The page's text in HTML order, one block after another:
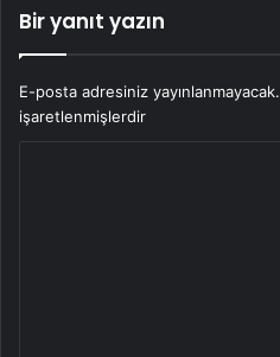
Bir yanıt yazın
E-posta adresiniz yayınlanmayacak.
işaretlenmişlerdir